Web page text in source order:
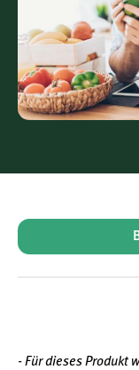
- Für dieses Produkt
New content loaded